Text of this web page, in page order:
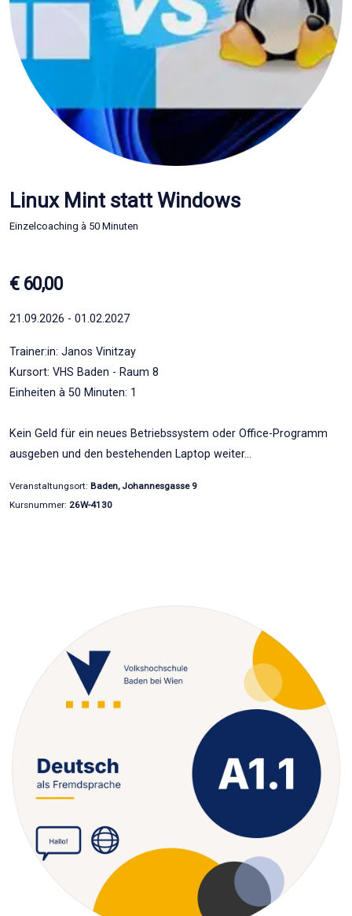
Linux Mint statt Windows
Einzelcoaching à 50 Minuten
€ 60,00
21.09.2026 - 01.02.2027
Trainer:in: Janos Vinitzay
Kursort: VHS Baden - Raum 8
Einheiten à 50 Minuten: 1
Kein Geld für ein neues Betriebssystem oder Office-Programm
ausgeben und den bestehenden Laptop weiter…
Veranstaltungsort: Baden, Johannesgasse 9
Kursnummer: 26W-4130